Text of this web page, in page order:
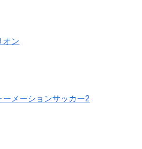
オン
ーメーションサッカー2